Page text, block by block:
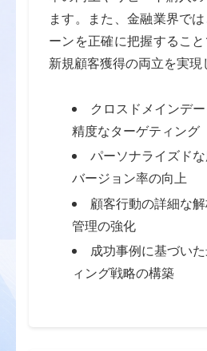
ます。また、金融業界で
ーンを正確に把握するこ
新規顧客獲得の両立を実現
クロスドメインデ
精度なターゲティング
パーソナライズド
バージョン率の向上
顧客行動の詳細な
管理の強化
成功事例に基づい
ィング戦略の構築